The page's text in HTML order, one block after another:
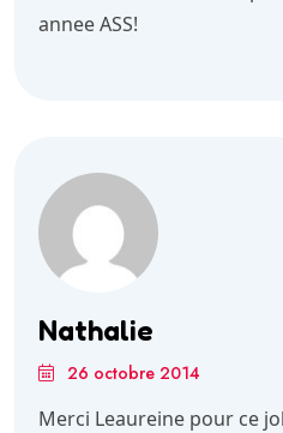
annee ASS!
Nathalie
26 octobre 2014
Merci Leaureine pour ce